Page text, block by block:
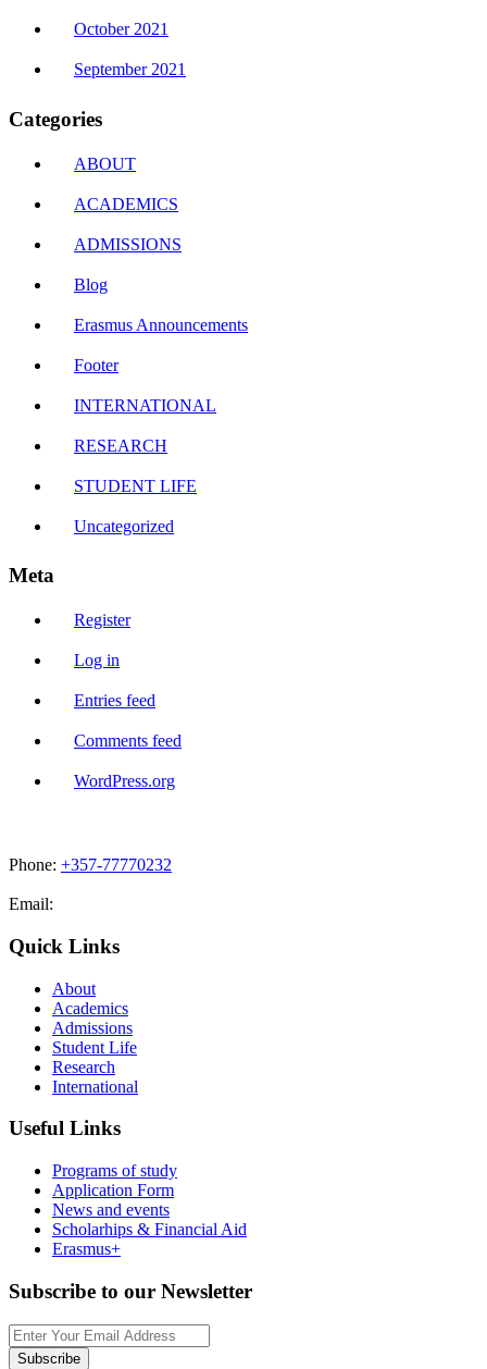
October 2021
September 2021
Categories
ABOUT
ACADEMICS
ADMISSIONS
Blog
Erasmus Announcements
Footer
INTERNATIONAL
RESEARCH
STUDENT LIFE
Uncategorized
Meta
Register
Log in
Entries feed
Comments feed
WordPress.org
Phone: +357-77770232
Email:
Quick Links
About
Academics
Admissions
Student Life
Research
International
Useful Links
Programs of study
Application Form
News and events
Scholarhips & Financial Aid
Erasmus+
Subscribe to our Newsletter